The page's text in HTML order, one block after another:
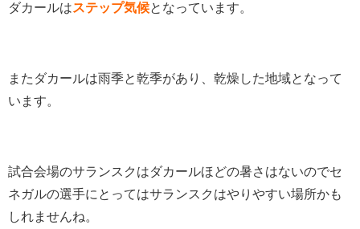
ダカールはステップ気候となっています。
またダカールは雨季と乾季があり、乾燥した地域となって
います。
試合会場のサランスクはダカールほどの暑さはないのでセ
ネガルの選手にとってはサランスクはやりやすい場所かも
しれませんね。